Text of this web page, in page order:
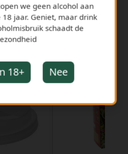
PRODUCTEN
we geen alcohol aan
jaar. Geniet, maar drink
schaadt de
18+ Nee